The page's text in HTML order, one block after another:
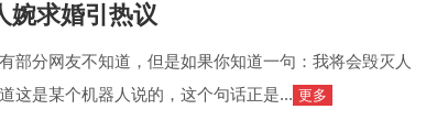
婉求婚引热议
部分网友不知道，但是如果你知道一句：我将会毁灭人
这是某个机器人说的，这个句话正是... 更多